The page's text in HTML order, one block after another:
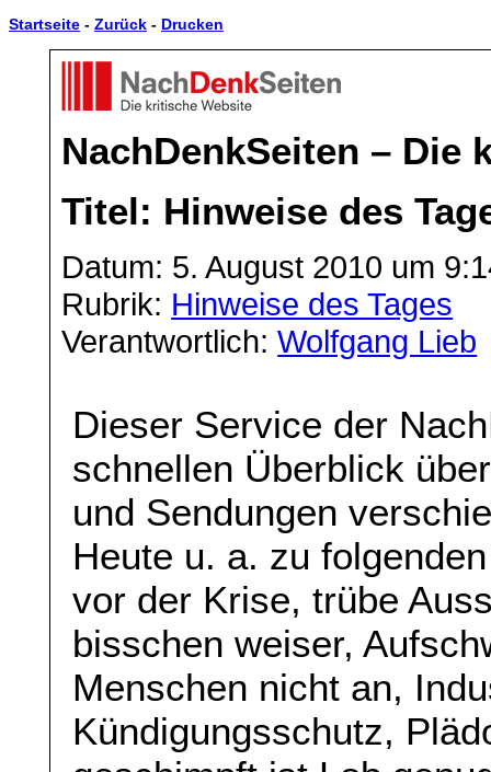
Startseite - Zurück - Drucken
NachDenkSeiten – Die
Titel: Hinweise des
Datum: 5. August 2010 um
Rubrik: Hinweise des Tages
Verantwortlich:Wolfgang Lieb
Dieser Service der
schnellen Überblick
und Sendungen
Heute u. a. zu
vor der Krise, trübe
bisschen weiser,
Menschen nicht an,
Kündigungsschutz,